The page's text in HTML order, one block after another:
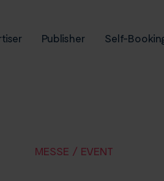
Publisher Self-
MESSE / EVENT